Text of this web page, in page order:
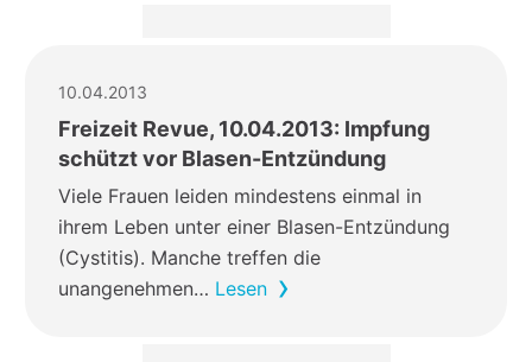
10.04.2013
Freizeit Revue, 10.04.2013: Impfung
schützt vor Blasen-Entzündung
Viele Frauen leiden mindestens einmal in
ihrem Leben unter einer Blasen-Entzündung
(Cystitis). Manche treffen die
unangenehmen… Lesen